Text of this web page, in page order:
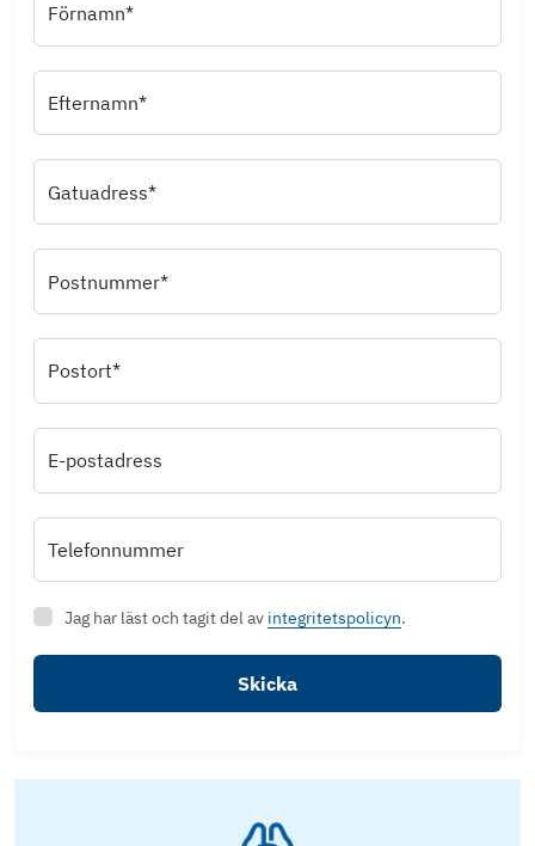
Förnamn*
Efternamn*
Gatuadress*
Postnummer*
Postort*
E-postadress
Telefonnummer
Jag har läst och tagit del av integritetspolicyn.
Skicka